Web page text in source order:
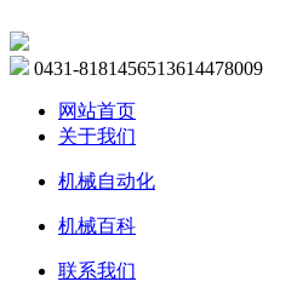
0431-8181456513614478009
网站首页
关于我们
机械自动化
机械百科
联系我们